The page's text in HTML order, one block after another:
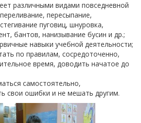
различными видами повседневной
пересыпание,
пуговиц, шнуровка,
бантов, нанизывание бусин и др.;
навыки учебной деятельности;
по правилам, сосредоточенно,
время, доводить начатое до
самостоятельно,
свои ошибки и не мешать другим.